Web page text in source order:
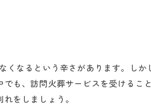
くなるという辛さがあります。しか
も、訪問火葬サービスを受けること
をしましょう。